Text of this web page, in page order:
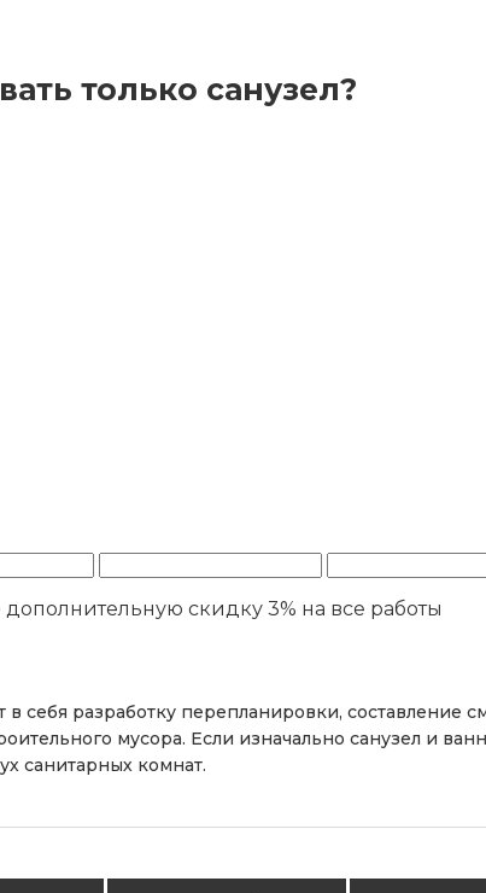
только санузел?
дополнительную скидку 3% на все работы
себя разработку перепланировки, составление
мусора. Если изначально санузел и
санитарных комнат.